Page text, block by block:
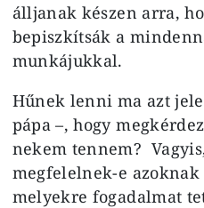
álljanak készen arra,
bepiszkítsák a
munkájukkal.
Hűnek lenni ma azt
pápa –, hogy
nekem tennem?
megfelelnek-e
melyekre fogadalmat